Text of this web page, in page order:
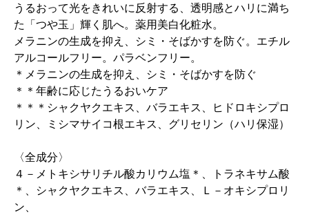
うるおって光をきれいに反射する、透明感とハリに満ち
た「つや玉」輝く肌へ。薬用美白化粧水。
メラニンの生成を抑え、シミ・そばかすを防ぐ。エチル
アルコールフリー。パラベンフリー。
＊メラニンの生成を抑え、シミ・そばかすを防ぐ
＊＊年齢に応じたうるおいケア
＊＊＊シャクヤクエキス、バラエキス、ヒドロキシプロ
リン、ミシマサイコ根エキス、グリセリン（ハリ保湿）
〈全成分〉
４－メトキシサリチル酸カリウム塩＊、トラネキサム酸
＊、シャクヤクエキス、バラエキス、Ｌ－オキシプロリ
ン、